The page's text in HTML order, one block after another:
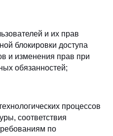
и их прав
блокировки доступа
и изменения прав при
обязанностей;
процессов
соответствия
по